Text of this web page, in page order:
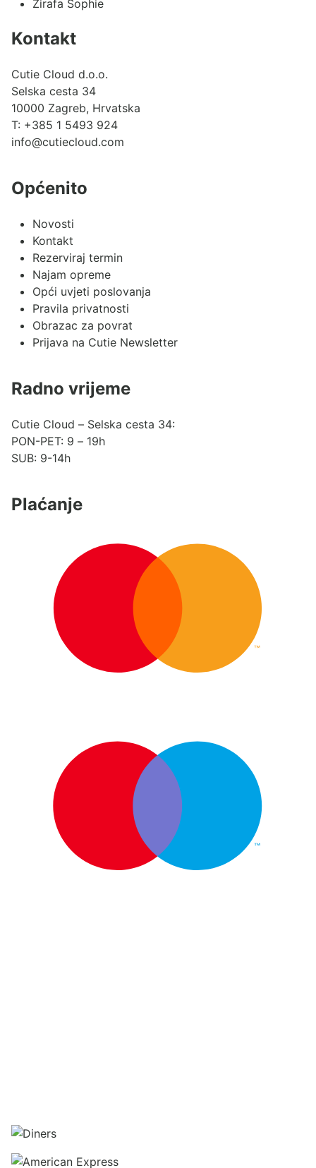
Žirafa Sophie
Kontakt
Cutie Cloud d.o.o.
Selska cesta 34
10000 Zagreb, Hrvatska
T: +385 1 5493 924
info@cutiecloud.com
Općenito
Novosti
Kontakt
Rezerviraj termin
Najam opreme
Opći uvjeti poslovanja
Pravila privatnosti
Obrazac za povrat
Prijava na Cutie Newsletter
Radno vrijeme
Cutie Cloud – Selska cesta 34:
PON-PET: 9 – 19h
SUB: 9-14h
Plaćanje